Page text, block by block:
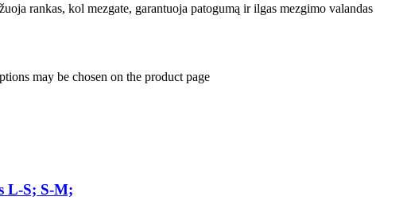
rankas, kol mezgate, garantuoja patogumą ir ilgas mezgimo valandas
may be chosen on the product page
L-S; S-M;